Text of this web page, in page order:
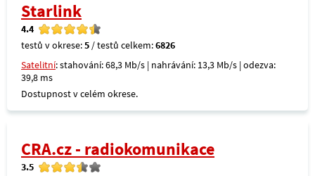
Starlink
4.4
testů v okrese:5 / testů celkem:6826
Satelitní: stahování: 68,3 Mb/s | nahrávání: 13,3 Mb/s | odezva:
39,8 ms
Dostupnost v celém okrese.
CRA.cz - radiokomunikace
3.5